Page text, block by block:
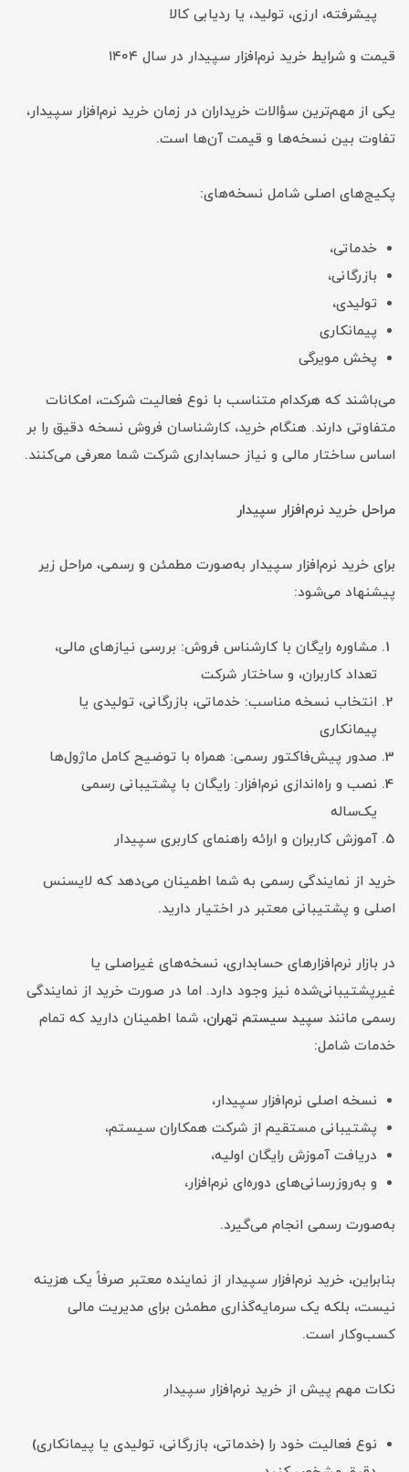
پیشرفته، ارزی، تولید، یا ردیابی کالا
قیمت و شرایط خرید نرم‌افزار سپیدار در سال ۱۴۰۴
یکی از مهم‌ترین سؤالات خریداران در زمان خرید نرم‌افزار سپیدار،
تفاوت بین نسخه‌ها و قیمت آن‌ها است.
پکیج‌های اصلی شامل نسخه‌های:
خدماتی،
بازرگانی،
تولیدی،
پیمانکاری
پخش مویرگی
می‌باشند که هرکدام متناسب با نوع فعالیت شرکت، امکانات
متفاوتی دارند. هنگام خرید، کارشناسان فروش نسخه دقیق را بر
اساس ساختار مالی و نیاز حسابداری شرکت شما معرفی می‌کنند.
مراحل خرید نرم‌افزار سپیدار
برای خرید نرم‌افزار سپیدار به‌صورت مطمئن و رسمی، مراحل زیر
پیشنهاد می‌شود:
مشاوره رایگان با کارشناس فروش: بررسی نیازهای مالی،
تعداد کاربران، و ساختار شرکت
انتخاب نسخه مناسب: خدماتی، بازرگانی، تولیدی یا
پیمانکاری
صدور پیش‌فاکتور رسمی: همراه با توضیح کامل ماژول‌ها
نصب و راه‌اندازی نرم‌افزار: رایگان با پشتیبانی رسمی
یک‌ساله
آموزش کاربران و ارائه راهنمای کاربری سپیدار
خرید از نمایندگی رسمی به شما اطمینان می‌دهد که لایسنس
اصلی و پشتیبانی معتبر در اختیار دارید.
در بازار نرم‌افزارهای حسابداری، نسخه‌های غیراصلی یا
غیرپشتیبانی‌شده نیز وجود دارد. اما در صورت خرید از نمایندگی
رسمی مانند سپید سیستم تهران، شما اطمینان دارید که تمام
خدمات شامل:
نسخه اصلی نرم‌افزار سپیدار،
پشتیبانی مستقیم از شرکت همکاران سیستم،
دریافت آموزش رایگان اولیه،
و به‌روزرسانی‌های دوره‌ای نرم‌افزار،
به‌صورت رسمی انجام می‌گیرد.
بنابراین، خرید نرم‌افزار سپیدار از نماینده معتبر صرفاً یک هزینه
نیست، بلکه یک سرمایه‌گذاری مطمئن برای مدیریت مالی
کسب‌وکار است.
نکات مهم پیش از خرید نرم‌افزار سپیدار
نوع فعالیت خود را (خدماتی، بازرگانی، تولیدی یا پیمانکاری)